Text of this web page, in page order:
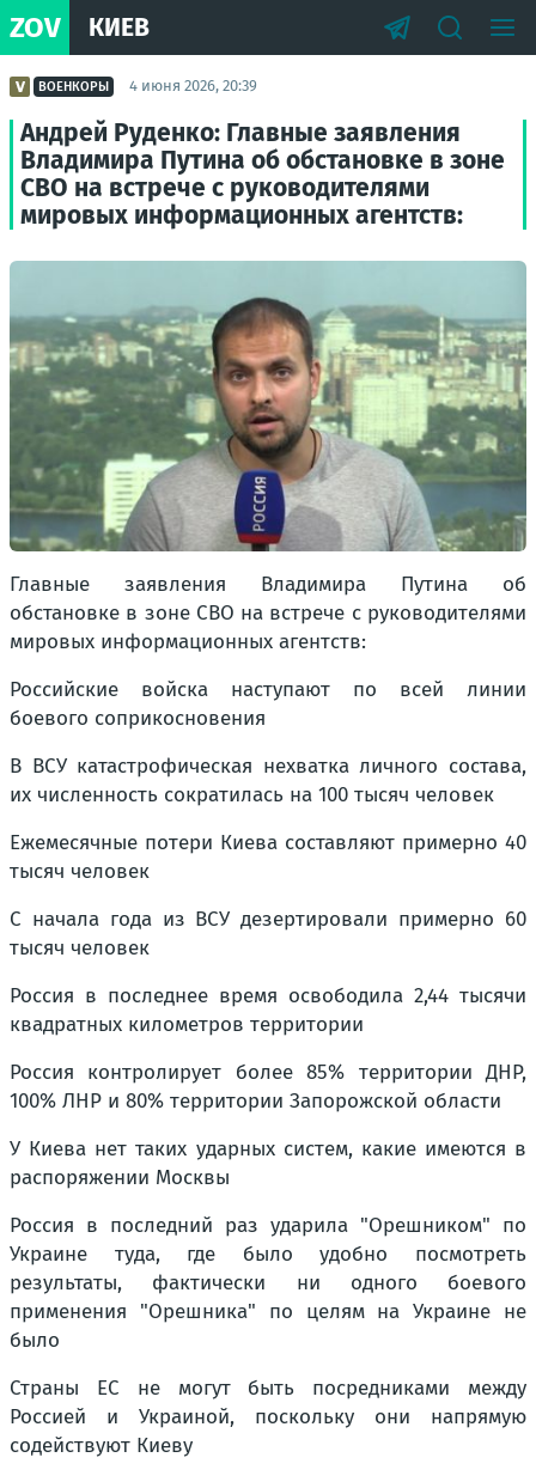
ZOV КИЕВ
ВОЕНКОРЫ 4 июня 2026, 20:39
Андрей Руденко: Главные заявления
Владимира Путина об обстановке в зоне
СВО на встрече с руководителями
мировых информационных агентств:
Главные заявления Владимира Путина об
обстановке в зоне СВО на встрече с руководителями
мировых информационных агентств:
Российские войска наступают по всей линии
боевого соприкосновения
В ВСУ катастрофическая нехватка личного состава,
их численность сократилась на 100 тысяч человек
Ежемесячные потери Киева составляют примерно 40
тысяч человек
С начала года из ВСУ дезертировали примерно 60
тысяч человек
Россия в последнее время освободила 2,44 тысячи
квадратных километров территории
Россия контролирует более 85% территории ДНР,
100% ЛНР и 80% территории Запорожской области
У Киева нет таких ударных систем, какие имеются в
распоряжении Москвы
Россия в последний раз ударила "Орешником" по
Украине туда, где было удобно посмотреть
результаты, фактически ни одного боевого
применения "Орешника" по целям на Украине не
было
Страны ЕС не могут быть посредниками между
Россией и Украиной, поскольку они напрямую
содействуют Киеву